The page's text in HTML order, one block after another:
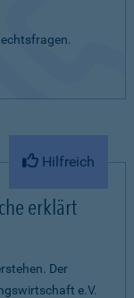
Hilfreich
erklärt
Der
e.V.